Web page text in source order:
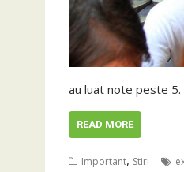
au luat note peste
READ MORE
Important, Stiri